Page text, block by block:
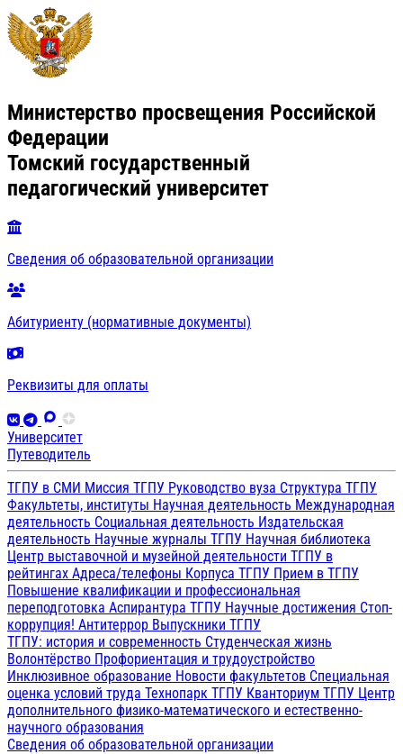
Министерство просвещения Российской
Федерации
Томский государственный
педагогический университет
Сведения об образовательной организации
Абитуриенту (нормативные документы)
Реквизиты для оплаты
Университет
Путеводитель
ТГПУ в СМИ Миссия ТГПУ Руководство вуза Структура ТГПУ
Факультеты, институты Научная деятельность Международная
деятельность Социальная деятельность Издательская
деятельность Научные журналы ТГПУ Научная библиотека
Центр выставочной и музейной деятельности ТГПУ в
рейтингах Адреса/телефоны Корпуса ТГПУ Прием в ТГПУ
Повышение квалификации и профессиональная
переподготовка Аспирантура ТГПУ Научные достижения Стоп-
коррупция! Антитеррор Выпускники ТГПУ
ТГПУ: история и современность Студенческая жизнь
Волонтёрство Профориентация и трудоустройство
Инклюзивное образование Новости факультетов Специальная
оценка условий труда Технопарк ТГПУ Кванториум ТГПУ Центр
дополнительного физико-математического и естественно-
научного образования
Сведения об образовательной организации